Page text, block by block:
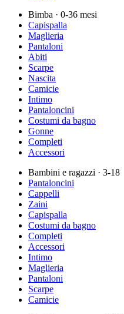
Bimba · 0-36 mesi
Capispalla
Maglieria
Pantaloni
Abiti
Scarpe
Nascita
Camicie
Intimo
Pantaloncini
Costumi da bagno
Gonne
Completi
Accessori
Bambini e ragazzi · 3-18
Pantaloncini
Cappelli
Zaini
Capispalla
Costumi da bagno
Completi
Accessori
Intimo
Maglieria
Pantaloni
Scarpe
Camicie